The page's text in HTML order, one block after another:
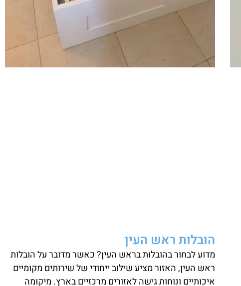
הובלות ראש העין
מדוע לבחור בהובלות בראש העין? כאשר מדובר על הובלות
ראש העין, האזור מציע שילוב ייחודי של שירותים מקומיים
איכותיים ונוחות גישה לאזורים מרכזיים בארץ. מיקומה